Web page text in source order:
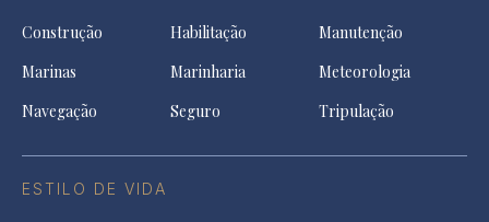
Construção Habilitação
Manutenção
Marinas
Marinharia
Meteorologia
Navegação
Seguro Tripulação
ESTILO DE VIDA